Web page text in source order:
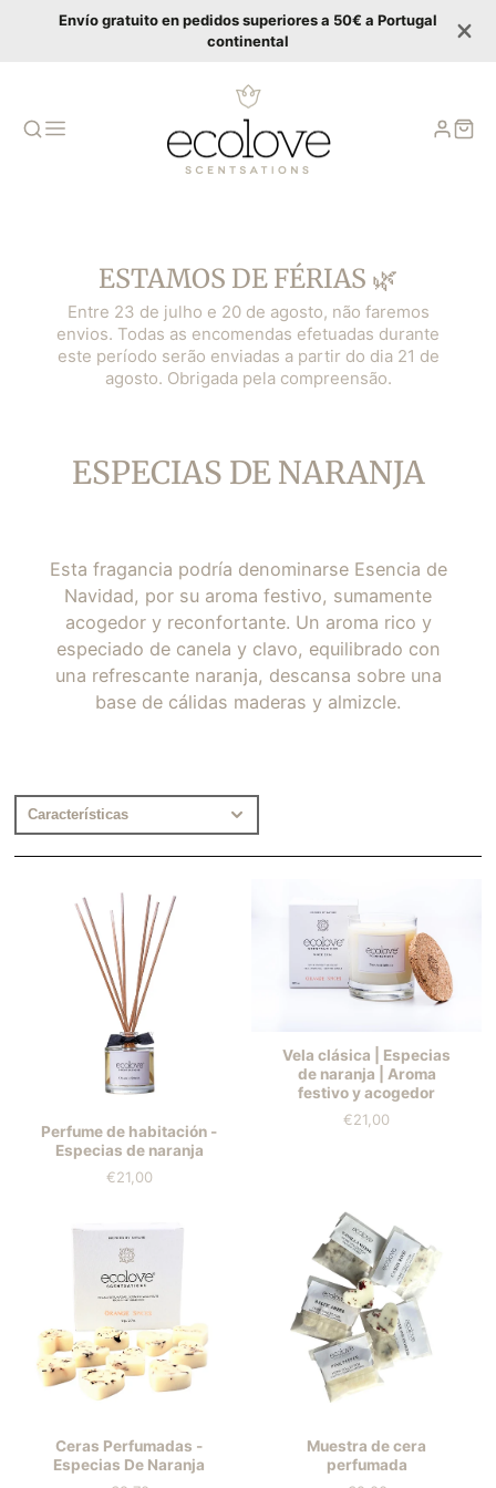
Envío gratuito en pedidos superiores a 50€ a Portugal
continental
ESTAMOS DE FÉRIAS 🌿
Entre 23 de julho e 20 de agosto, não faremos
envios. Todas as encomendas efetuadas durante
este período serão enviadas a partir do dia 21 de
agosto. Obrigada pela compreensão.
COLECCIÓN:
ESPECIAS DE NARANJA
Esta fragancia podría denominarse Esencia de
Navidad, por su aroma festivo, sumamente
acogedor y reconfortante. Un aroma rico y
especiado de canela y clavo, equilibrado con
una refrescante naranja, descansa sobre una
base de cálidas maderas y almizcle.
Perfume de habitación -
Especias de naranja
Precio
€21,00
Vela clásica | Especias
de naranja | Aroma
festivo y acogedor
Precio
€21,00
Ceras Perfumadas -
Especias De Naranja
Muestra de cera
perfumada